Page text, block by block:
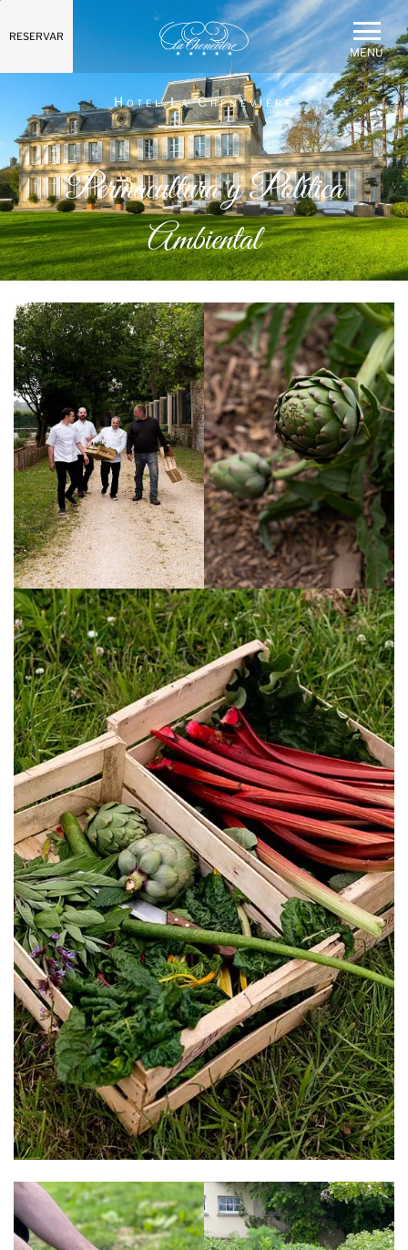
RESERVAR
MENÚ
Hotel La Cheneviére
Permacultura y Política
Ambiental